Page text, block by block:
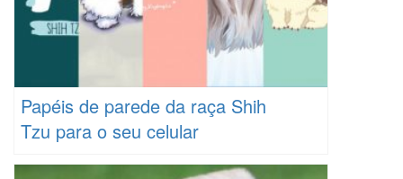
Papéis de parede da raça Shih
Tzu para o seu celular